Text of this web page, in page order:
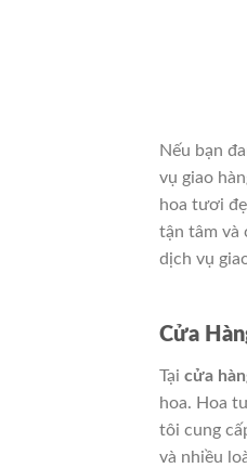
Nếu bạn
vụ giao
hoa tươi
tận tâm và
dịch vụ
Cửa
Tại cửa
hoa. Hoa
tôi cung
và nhiều